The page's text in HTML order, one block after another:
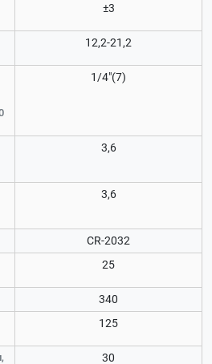
±3
12,2-21,2
1/4"(7)
3,6
3,6
CR-2032
25
340
125
30